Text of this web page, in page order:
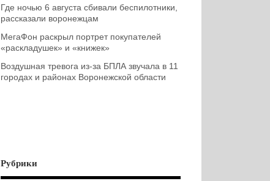
Где ночью 6 августа сбивали беспилотники,
рассказали воронежцам
МегаФон раскрыл портрет покупателей
«раскладушек» и «книжек»
Воздушная тревога из-за БПЛА звучала в 11
городах и районах Воронежской области
Рубрики